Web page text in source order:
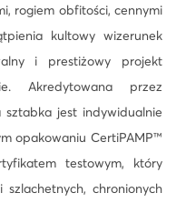
rogiem obfitości, cennymi
kultowy wizerunek
i prestiżowy projekt
Akredytowana przez
sztabka jest indywidualnie
opakowaniu CertiPAMP™
testowym, który
chronionych